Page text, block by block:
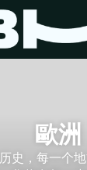
歐洲
史，每一个